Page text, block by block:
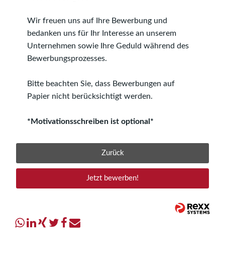
Wir freuen uns auf Ihre Bewerbung und
bedanken uns für Ihr Interesse an unserem
Unternehmen sowie Ihre Geduld während des
Bewerbungsprozesses.
Bitte beachten Sie, dass Bewerbungen auf
Papier nicht berücksichtigt werden.
*Motivationsschreiben ist optional*
Zurück
Jetzt bewerben!